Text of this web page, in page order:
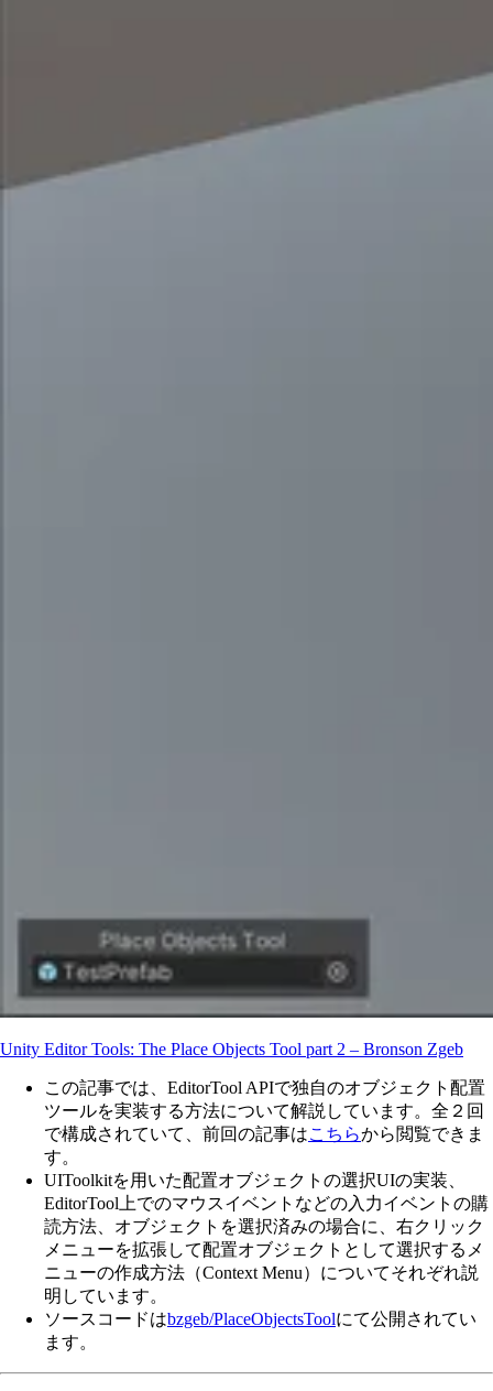
Unity Editor Tools: The Place Objects Tool part 2 – Bronson Zgeb
この記事では、EditorTool APIで独自のオブジェクト配置
ツールを実装する方法について解説しています。全２回
で構成されていて、前回の記事はこちらから閲覧できま
す。
UIToolkitを用いた配置オブジェクトの選択UIの実装、
EditorTool上でのマウスイベントなどの入力イベントの購
読方法、オブジェクトを選択済みの場合に、右クリック
メニューを拡張して配置オブジェクトとして選択するメ
ニューの作成方法（Context Menu）についてそれぞれ説
明しています。
ソースコードはbzgeb/PlaceObjectsToolにて公開されてい
ます。